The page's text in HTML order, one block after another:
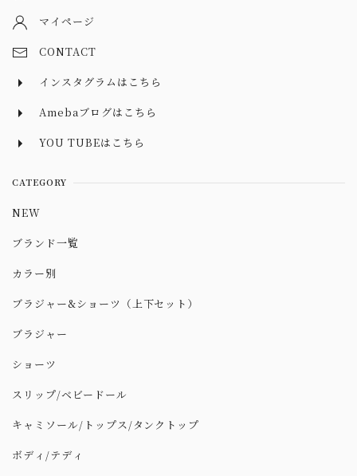
マイページ
CONTACT
インスタグラムはこちら
Amebaブログはこちら
YOU TUBEはこちら
CATEGORY
NEW
ブランド一覧
カラー別
ブラジャー&ショーツ（上下セット）
ブラジャー
ショーツ
スリップ/ベビードール
キャミソール/トップス/タンクトップ
ボディ/テディ